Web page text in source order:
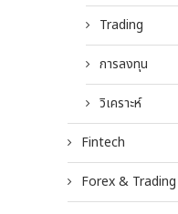
Trading
การลงทุน
วิเคราะห์
Fintech
Forex & Trading